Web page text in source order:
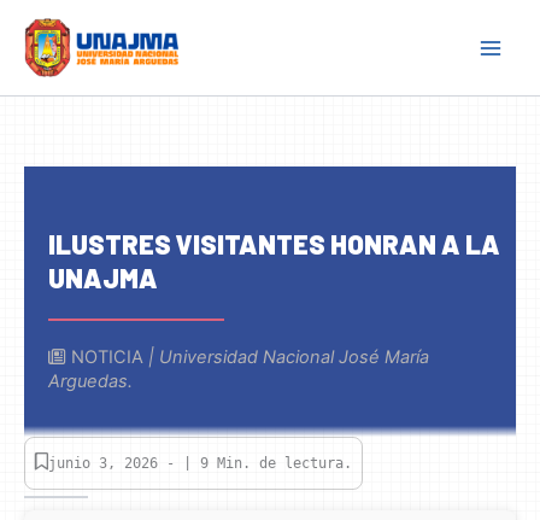
content
ILUSTRES VISITANTES HONRAN A LA
UNAJMA
NOTICIA | Universidad Nacional José María
Arguedas.
junio 3, 2026 - | 9 Min. de lectura.